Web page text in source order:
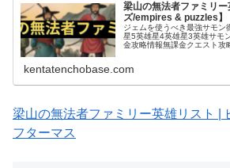
梁山の無法者ファミリ
ズ/empires & puzzles】
ジェムを使うべき最強サモ
星5英雄星4英雄星3英雄サモ
金攻略情報無課金クエスト攻
kentatenchobase.com
梁山の無法者ファミリー英雄リスト |
フターマス